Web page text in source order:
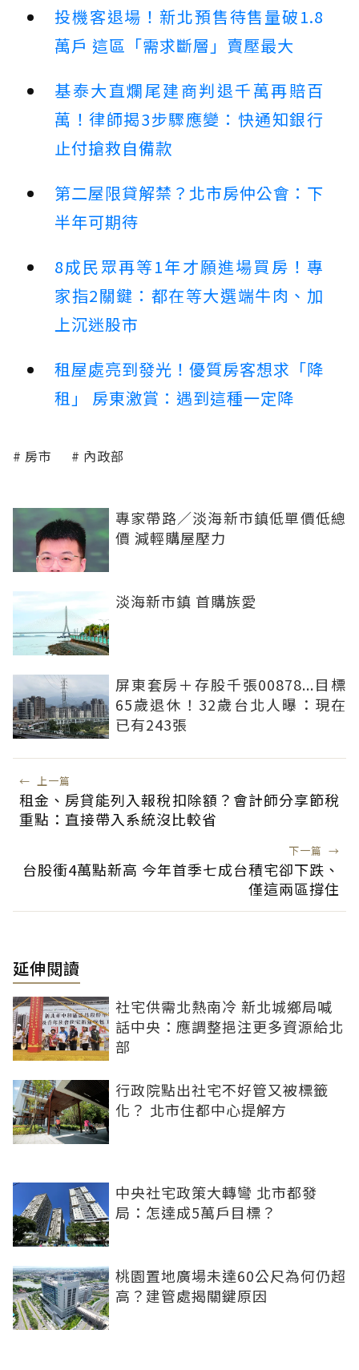
投機客退場！新北預售待售量破1.8
萬戶 這區「需求斷層」賣壓最大
基泰大直爛尾建商判退千萬再賠百
萬！律師揭3步驟應變：快通知銀行
止付搶救自備款
第二屋限貸解禁？北市房仲公會：下
半年可期待
8成民眾再等1年才願進場買房！專
家指2關鍵：都在等大選端牛肉、加
上沉迷股市
租屋處亮到發光！優質房客想求「降
租」 房東激賞：遇到這種一定降
房市 內政部
專家帶路／淡海新市鎮低單價低總
價 減輕購屋壓力
淡海新市鎮 首購族愛
屏東套房＋存股千張00878...目標
65歲退休！32歲台北人曝：現在
已有243張
← 上一篇
租金、房貸能列入報稅扣除額？會計師分享節稅
重點：直接帶入系統沒比較省
下一篇 →
台股衝4萬點新高 今年首季七成台積宅卻下跌、
僅這兩區撐住
延伸閱讀
社宅供需北熱南冷 新北城鄉局喊
話中央：應調整挹注更多資源給北
部
行政院點出社宅不好管又被標籤
化？ 北市住都中心提解方
中央社宅政策大轉彎 北市都發
局：怎達成5萬戶目標？
桃園置地廣場未達60公尺為何仍超
高？建管處揭關鍵原因